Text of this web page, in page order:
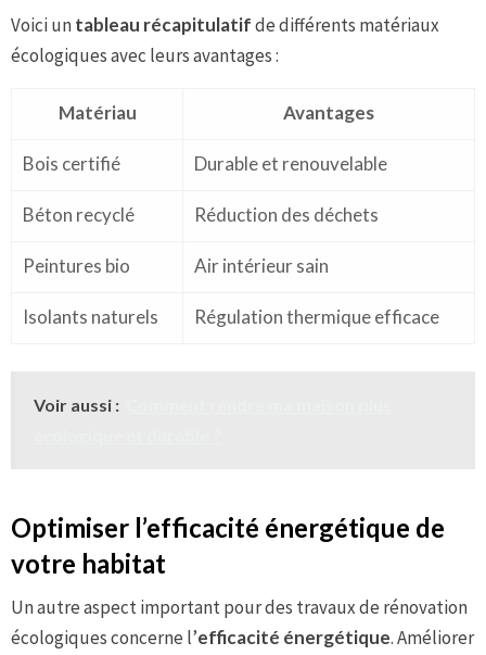
Voici untableau récapitulatifde différents matériaux
écologiques avec leurs avantages :
Matériau Avantages
Bois certifié Durable et renouvelable
Béton recyclé Réduction des déchets
Peintures bio Air intérieur sain
Isolants naturels Régulation thermique efficace
Voir aussi :
Optimiser l’efficacité énergétique de
votre habitat
Un autre aspect important pour des travaux de rénovation
écologiques concerne l’efficacité énergétique. Améliorer